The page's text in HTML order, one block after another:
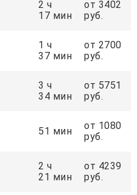
2 ч
17 мин
от 3402
руб.
1 ч
37 мин
от 2700
руб.
3 ч
34 мин
от 5751
руб.
51 мин
от 1080
руб.
2 ч
21 мин
от 4239
руб.